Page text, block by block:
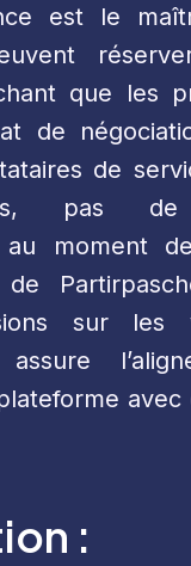
est le
que les
de
de
pas de
au moment
de
sur les
avec
: